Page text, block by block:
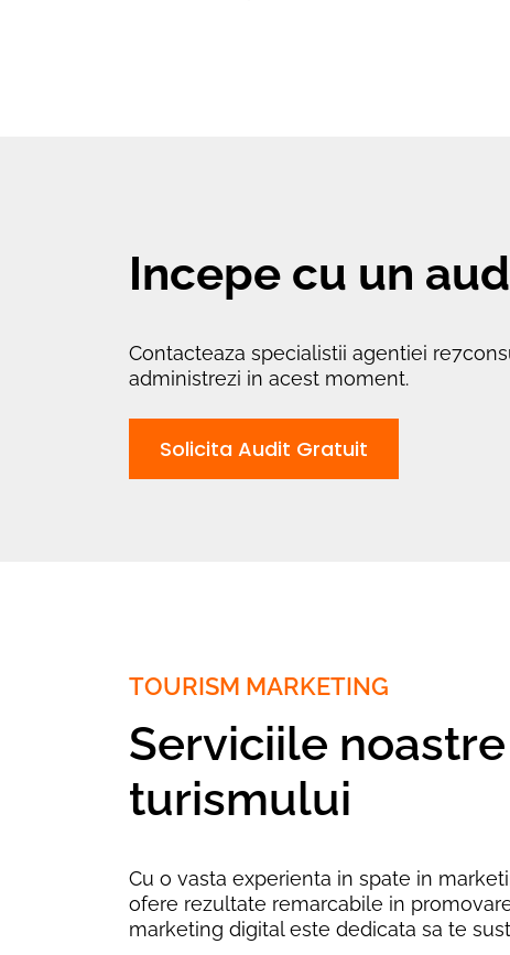
Incepe cu un
Contacteaza specialistii agentiei
administrezi in acest moment.
Solicita Audit Gratuit
TOURISM MARKETING
Serviciile
turismului
Cu o vasta experienta in spate in
ofere rezultate remarcabile in
marketing digital este dedicata sa te